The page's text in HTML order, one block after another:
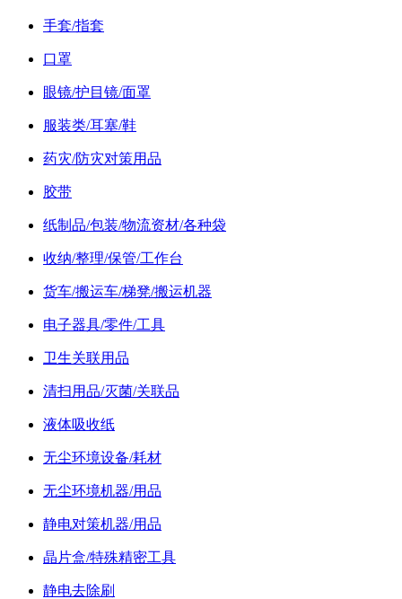
手套/指套
口罩
眼镜/护目镜/面罩
服装类/耳塞/鞋
药灾/防灾对策用品
胶带
纸制品/包装/物流资材/各种袋
收纳/整理/保管/工作台
货车/搬运车/梯凳/搬运机器
电子器具/零件/工具
卫生关联用品
清扫用品/灭菌/关联品
液体吸收纸
无尘环境设备/耗材
无尘环境机器/用品
静电对策机器/用品
晶片盒/特殊精密工具
静电去除刷